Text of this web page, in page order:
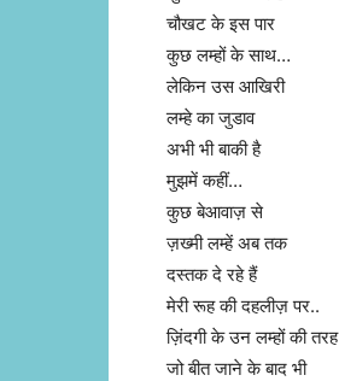
चौखट के इस पार
कुछ लम्हों के साथ…
लेकिन उस आखिरी
लम्हे का जुडाव
अभी भी बाकी है
मुझमें कहीं…
कुछ बेआवाज़ से
ज़ख्मी लम्हें अब तक
दस्तक दे रहे हैं
मेरी रूह की दहलीज़ पर..
ज़िंदगी के उन लम्हों की तरह
जो बीत जाने के बाद भी